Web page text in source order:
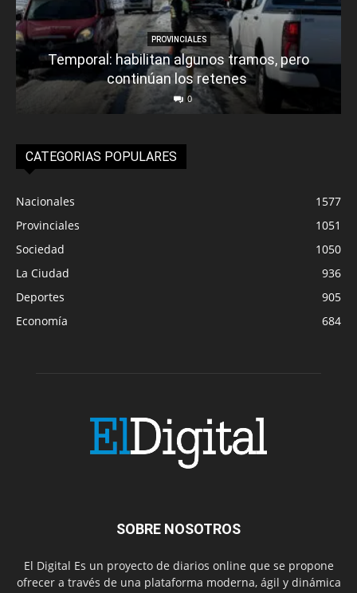
PROVINCIALES
Temporal: habilitan algunos tramos, pero
continúan los retenes
0
CATEGORIAS POPULARES
Nacionales
1577
Provinciales
1051
Sociedad
1050
La Ciudad
936
Deportes
905
Economía
684
SOBRE NOSOTROS
El Digital Es un proyecto de diarios online que se propone
ofrecer a través de una plataforma moderna, ágil y dinámica